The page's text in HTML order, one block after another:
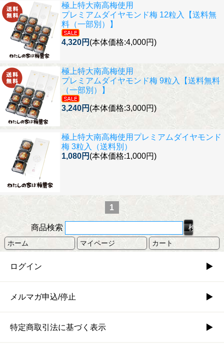
極上特大南高梅使用
プレミアムダイヤモンド梅 12粒入【送料無
料（一部別）】
4,320円 (本体価格:4,000円)
極上特大南高梅使用
プレミアムダイヤモンド梅 9粒入【送料無料
（一部別）】
3,240円 (本体価格:3,000円)
極上特大南高梅使用 プレミアムダイヤモンド
梅 3粒入（送料別）
1,080円 (本体価格:1,000円)
1
商品検索
ホーム マイページ カート
ログイン
メルマガ申込/停止
特定商取引法に基づく表示